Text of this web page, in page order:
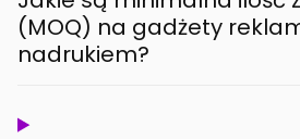
(MOQ) na gadżety
nadrukiem?